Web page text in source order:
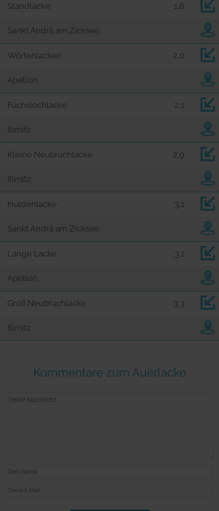
Standlacke 1,6
Sankt Andrä am Zicksee
Wörtenlacken 2,0
Apetlon
Fuchslochlacke 2,1
Illmitz
Kleine Neubruchlacke 2,9
Illmitz
Huldenlacke 3,1
Sankt Andrä am Zicksee
Lange Lacke 3,1
Apetlon
Groß Neubruchlacke 3,3
Illmitz
Kommentare zum Auerlacke